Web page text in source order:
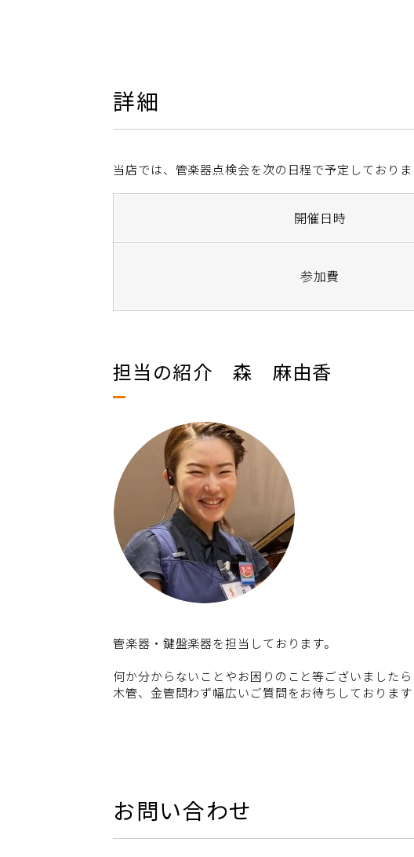
詳細
当店では、管楽器点検会を次の日程で予定しており
開催日時
参加費
担当の紹介 森 麻由香
管楽器・鍵盤楽器を担当しております。
何か分からないことやお困りのこと等ございました
木管、金管問わず幅広いご質問をお待ちしております
お問い合わせ